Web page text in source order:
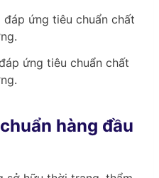
ứng tiêu chuẩn chất
hàng đầu